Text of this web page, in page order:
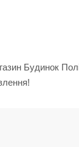
Будинок